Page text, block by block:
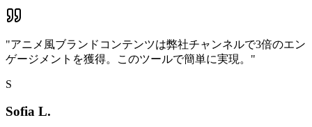
"アニメ風ブランドコンテンツは弊社チャンネルで3倍のエン
ゲージメントを獲得。このツールで簡単に実現。 "
S
Sofia L.